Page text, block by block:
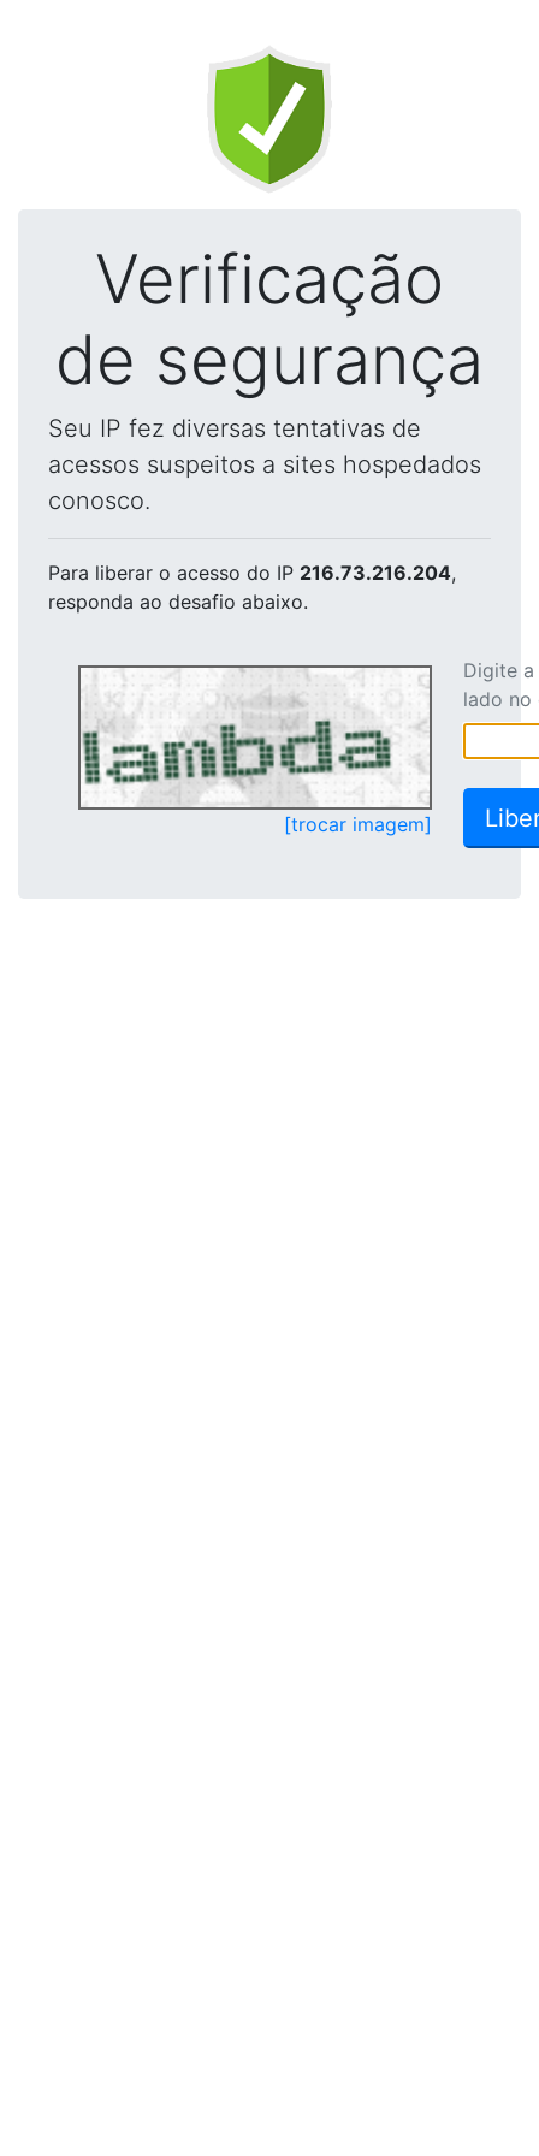
Verificação
de segurança
Seu IP fez diversas tentativas de
acessos suspeitos a sites hospedados
conosco.
Para liberar o acesso do IP 216.73.216.204,
responda ao desafio abaixo.
[trocar imagem]
Digite
lado no